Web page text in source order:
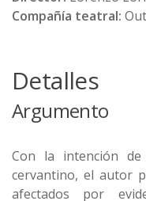
Compañía teatral:
Detalles
Argumento
Con la intención
cervantino, el autor
afectados por